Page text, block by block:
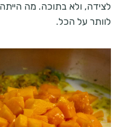
לצידה, ולא בתוכה. מה
לוותר על הכל.